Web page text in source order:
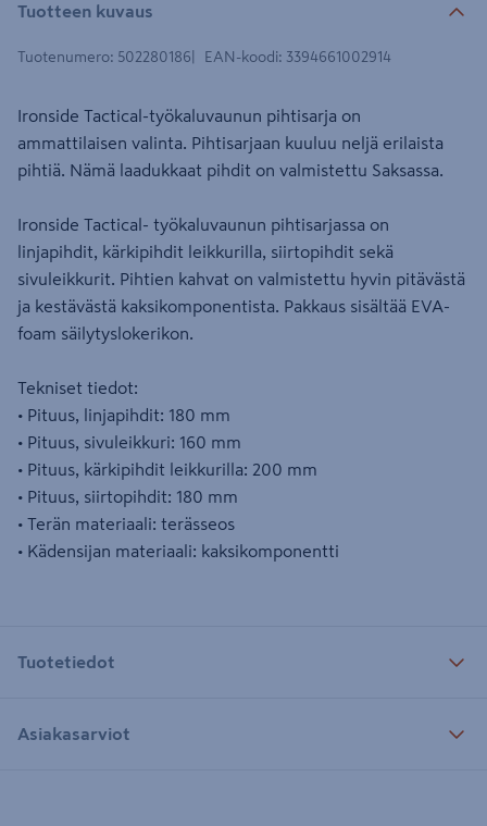
Tuotteen kuvaus
Tuotenumero: 502280186 EAN-koodi: 3394661002914
Ironside Tactical-työkaluvaunun pihtisarja on
ammattilaisen valinta. Pihtisarjaan kuuluu neljä erilaista
pihtiä. Nämä laadukkaat pihdit on valmistettu Saksassa.
Ironside Tactical- työkaluvaunun pihtisarjassa on
linjapihdit, kärkipihdit leikkurilla, siirtopihdit sekä
sivuleikkurit. Pihtien kahvat on valmistettu hyvin pitävästä
ja kestävästä kaksikomponentista. Pakkaus sisältää EVA-
foam säilytyslokerikon.
Tekniset tiedot:
• Pituus, linjapihdit: 180 mm
• Pituus, sivuleikkuri: 160 mm
• Pituus, kärkipihdit leikkurilla: 200 mm
• Pituus, siirtopihdit: 180 mm
• Terän materiaali: terässeos
• Kädensijan materiaali: kaksikomponentti
Tuotetiedot
Asiakasarviot